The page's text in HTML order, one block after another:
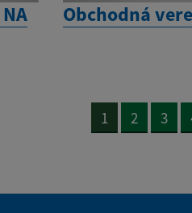
Obchodná
1 2 3